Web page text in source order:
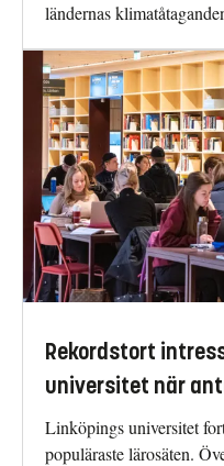
ländernas
Rekordstort
universitet när
Linköpings universitet
populäraste lärosäten.